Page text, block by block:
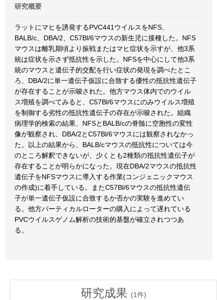
研究概要
ラットにマヒを誘発するPVC441ウイルスをNFS、
BALB/c、DBA/2、C57Bl/6マウスの新生児に接種した。NFS
マウスは離乳期頃より振戦またはマヒ症状を示すが、他3系
統は症状を示さず抵抗性を示した。NFSを中心にして他3系
統のマウスと遺伝子的交配を行い症状の発現を調べたとこ
ろ、DBA/2に単一遺伝子仮設に合致する優性の抵抗性遺伝子
が存在することが示唆された。他方マウス体内でのウイル
ス増殖を調べてみると、C57Bl/6マウスにのみウイルス増殖
を制御する劣性の抵抗性遺伝子の存在が示唆された。組織
病理学的検索の結果、NFSとBALB/cの脊髄に空胞性の変性
像が観察され、DBA/2とC57Bl/6マウスには観察されなかっ
た。以上の結果から、BALB/cマウスの抵抗性については今
のところ解釈できないが、少くとも2種類の抵抗性遺伝子が
存在することが明らかになった。現在DBA/2マウスの抵抗性
遺伝子をNFSマウスに導入する作業(コンジェニックマウス
の作成)に着手している。またC57Bl/6マウスの抵抗性遺伝
子が単一遺伝子仮設に合致するか否かの実験を進めてい
る。他方バーティカルローターの購入によって遅れている
PVCウイルスゲノム解析の技術的基盤が確立されつつあ
る。
研究成果 (1件)